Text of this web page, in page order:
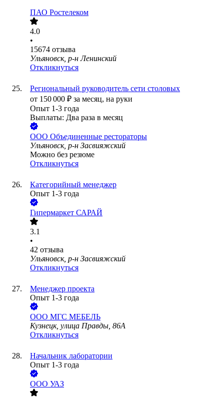
ПАО Ростелеком
4.0
•
15674 отзыва
Ульяновск, р-н Ленинский
Откликнуться
Региональный руководитель сети столовых
от 150 000 ₽ за месяц, на руки
Опыт 1-3 года
Выплаты: Два раза в месяц
ООО Объединенные рестораторы
Ульяновск, р-н Засвияжский
Можно без резюме
Откликнуться
Категорийный менеджер
Опыт 1-3 года
Гипермаркет САРАЙ
3.1
•
42 отзыва
Ульяновск, р-н Засвияжский
Откликнуться
Менеджер проекта
Опыт 1-3 года
ООО МГС МЕБЕЛЬ
Кузнецк, улица Правды, 86А
Откликнуться
Начальник лаборатории
Опыт 1-3 года
ООО УАЗ